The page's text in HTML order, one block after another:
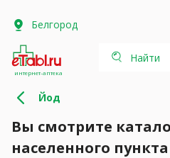
Белгород
интернет-аптека
Найти
Йод
Вы смотрите
населенного пункта